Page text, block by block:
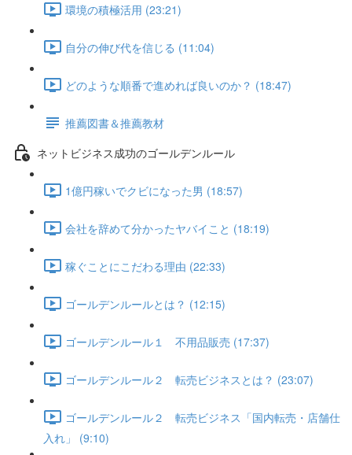
環境の積極活用 (23:21)
自分の伸び代を信じる (11:04)
どのような順番で進めれば良いのか？ (18:47)
推薦図書＆推薦教材
ネットビジネス成功のゴールデンルール
1億円稼いでクビになった男 (18:57)
会社を辞めて分かったヤバイこと (18:19)
稼ぐことにこだわる理由 (22:33)
ゴールデンルールとは？ (12:15)
ゴールデンルール１ 不用品販売 (17:37)
ゴールデンルール２ 転売ビジネスとは？ (23:07)
ゴールデンルール２ 転売ビジネス「国内転売・店舗仕
入れ」 (9:10)